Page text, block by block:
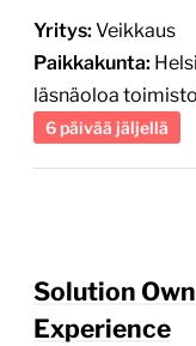
Yritys: Veikkaus
Paikkakunta:
läsnäoloa
6 päivää jäljellä
Solution
Experience